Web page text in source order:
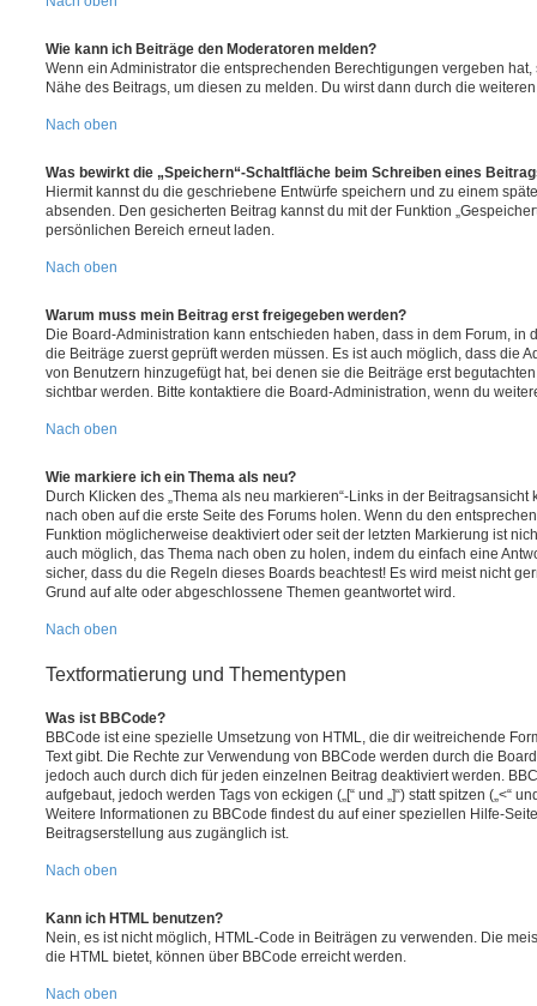
Wie kann ich Beiträge den Moderatoren melden?
Wenn ein Administrator die entsprechenden Berechtigungen vergeben
Nähe des Beitrags, um diesen zu melden. Du wirst dann durch die
Nach oben
Was bewirkt die „Speichern“-Schaltfläche beim Schreiben eines
Hiermit kannst du die geschriebene Entwürfe speichern und zu einem
absenden. Den gesicherten Beitrag kannst du mit der Funktion
persönlichen Bereich erneut laden.
Nach oben
Warum muss mein Beitrag erst freigegeben werden?
Die Board-Administration kann entschieden haben, dass in dem Forum, in
die Beiträge zuerst geprüft werden müssen. Es ist auch möglich, dass die
von Benutzern hinzugefügt hat, bei denen sie die Beiträge erst
sichtbar werden. Bitte kontaktiere die Board-Administration, wenn du
Nach oben
Wie markiere ich ein Thema als neu?
Durch Klicken des „Thema als neu markieren“-Links in der
nach oben auf die erste Seite des Forums holen. Wenn du den
Funktion möglicherweise deaktiviert oder seit der letzten Markierung ist
auch möglich, das Thema nach oben zu holen, indem du einfach eine
sicher, dass du die Regeln dieses Boards beachtest! Es wird meist nicht
Grund auf alte oder abgeschlossene Themen geantwortet wird.
Nach oben
Textformatierung und Thementypen
Was ist BBCode?
BBCode ist eine spezielle Umsetzung von HTML, die dir weitreichende
Text gibt. Die Rechte zur Verwendung von BBCode werden durch die
jedoch auch durch dich für jeden einzelnen Beitrag deaktiviert werden.
aufgebaut, jedoch werden Tags von eckigen („[“ und „]“) statt spitzen („<“
Weitere Informationen zu BBCode findest du auf einer speziellen Hilfe-
Beitragserstellung aus zugänglich ist.
Nach oben
Kann ich HTML benutzen?
Nein, es ist nicht möglich, HTML-Code in Beiträgen zu verwenden. Die
die HTML bietet, können über BBCode erreicht werden.
Nach oben